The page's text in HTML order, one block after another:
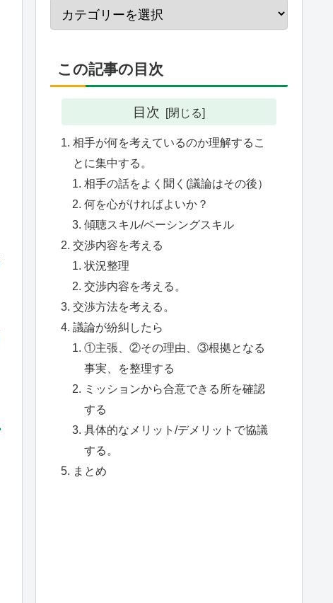
この記事の目次
目次
相手が何を考えているのか理解するこ
とに集中する。
相手の話をよく聞く(議論はその後）
何を心がければよいか？
傾聴スキル/ペーシングスキル
交渉内容を考える
状況整理
交渉内容を考える。
交渉方法を考える。
議論が紛糾したら
①主張、②その理由、③根拠となる
事実、を整理する
ミッションから合意できる所を確認
する
具体的なメリット/デメリットで協議
する。
まとめ